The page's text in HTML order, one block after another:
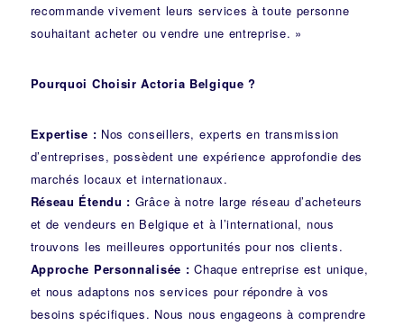
recommande vivement leurs services à toute personne
souhaitant acheter ou vendre une entreprise. »
Pourquoi Choisir Actoria Belgique ?
Expertise : Nos conseillers, experts en transmission
d’entreprises, possèdent une expérience approfondie des
marchés locaux et internationaux.
Réseau Étendu : Grâce à notre large réseau d’acheteurs
et de vendeurs en Belgique et à l’international, nous
trouvons les meilleures opportunités pour nos clients.
Approche Personnalisée : Chaque entreprise est unique,
et nous adaptons nos services pour répondre à vos
besoins spécifiques. Nous nous engageons à comprendre